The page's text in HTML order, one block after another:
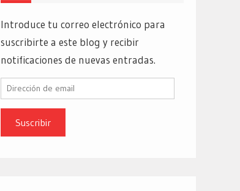
Introduce tu correo electrónico para
suscribirte a este blog y recibir
notificaciones de nuevas entradas.
Dirección
email